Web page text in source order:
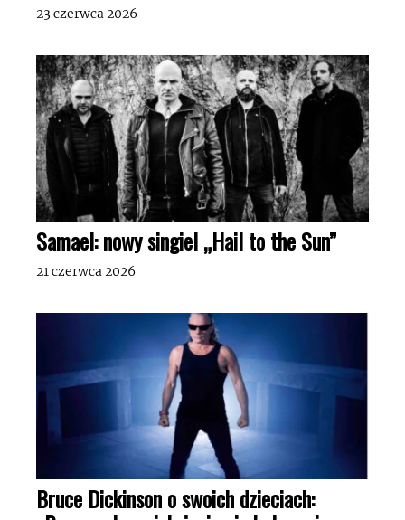
23 czerwca 2026
Samael: nowy singiel „Hail to the Sun”
21 czerwca 2026
Bruce Dickinson o swoich dzieciach: